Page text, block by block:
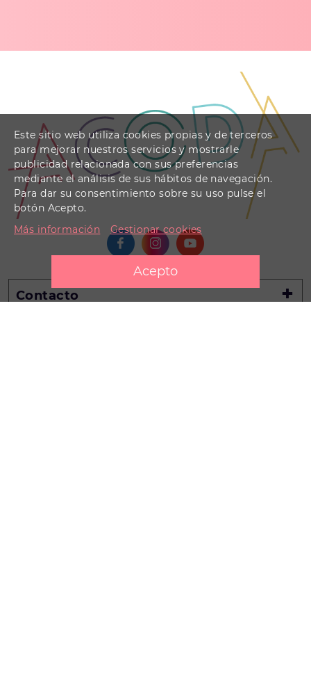
Contacto
Este sitio web utiliza cookies propias y de terceros
para mejorar nuestros servicios y mostrarle
publicidad relacionada con sus preferencias
mediante el análisis de sus hábitos de navegación.
Para dar su consentimiento sobre su uso pulse el
botón Acepto.
Más información
Gestionar cookies